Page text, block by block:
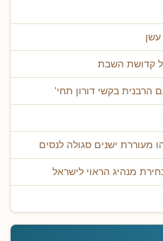
קדושת השבת
בקשי דורון תחי'
מעוררת ישנים סגולה לנסים
מנהיג הראוי לישראל